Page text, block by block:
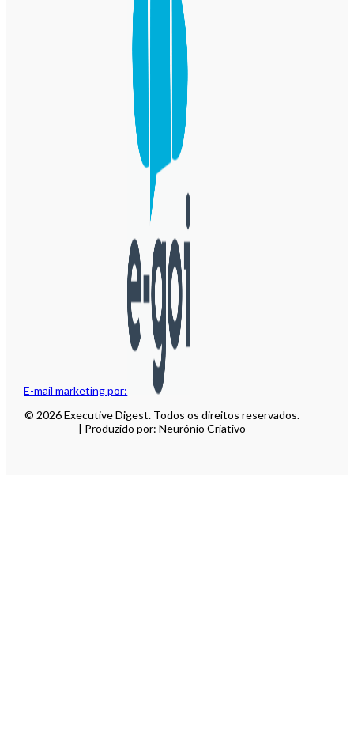
E-mail marketing por:
© 2026 Executive Digest. Todos os direitos reservados.
| Produzido por: Neurónio Criativo